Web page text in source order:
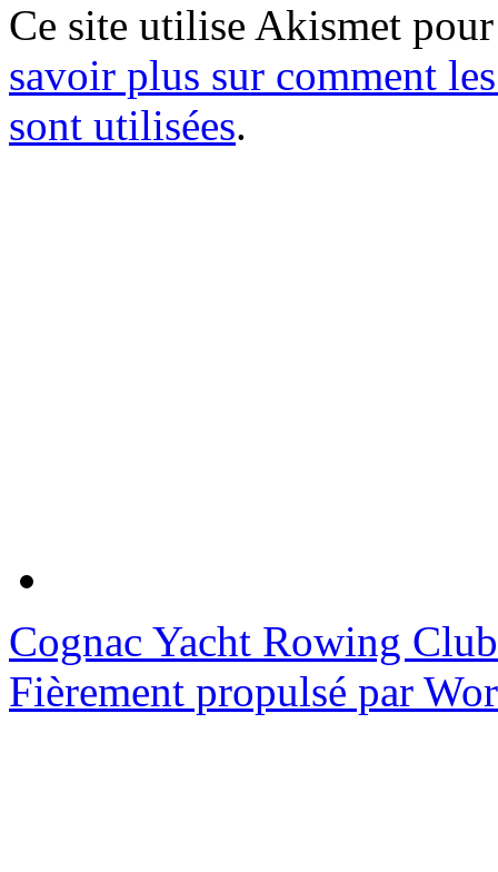
Ce site utilise Akismet
savoir plus sur comment
sont utilisées.
Cognac Yacht Rowing Club
Fièrement propulsé par